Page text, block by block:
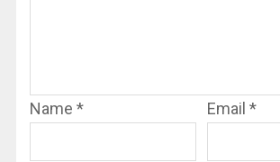
Name * Email *